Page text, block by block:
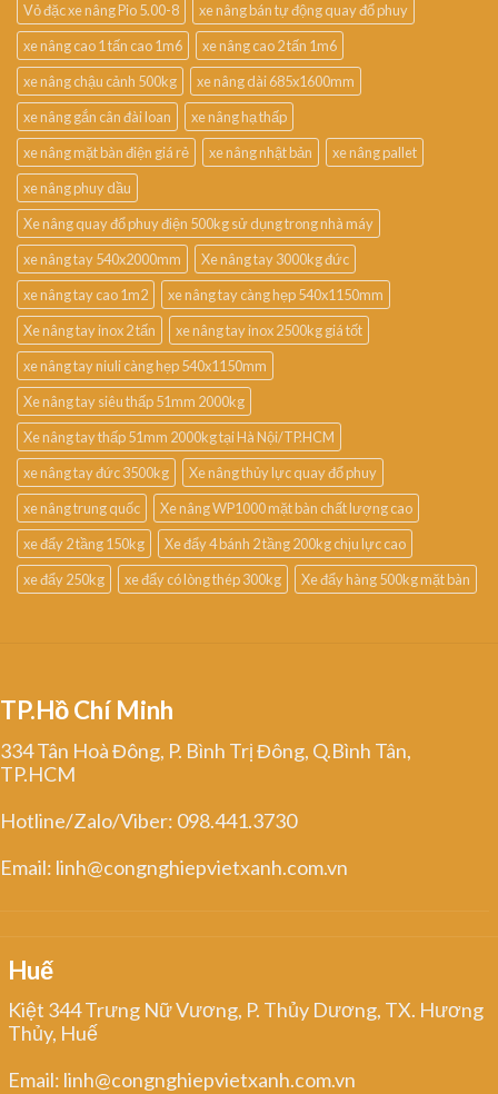
Vỏ đặc xe nâng Pio 5.00-8
xe nâng bán tự động quay đổ phuy
xe nâng cao 1 tấn cao 1m6
xe nâng cao 2 tấn 1m6
xe nâng chậu cảnh 500kg
xe nâng dài 685x1600mm
xe nâng gắn cân đài loan
xe nâng hạ thấp
xe nâng mặt bàn điện giá rẻ
xe nâng nhật bản
xe nâng pallet
xe nâng phuy dầu
Xe nâng quay đổ phuy điện 500kg sử dụng trong nhà máy
xe nâng tay 540x2000mm
Xe nâng tay 3000kg đức
xe nâng tay cao 1m2
xe nâng tay càng hẹp 540x1150mm
Xe nâng tay inox 2 tấn
xe nâng tay inox 2500kg giá tốt
xe nâng tay niuli càng hẹp 540x1150mm
Xe nâng tay siêu thấp 51mm 2000kg
Xe nâng tay thấp 51mm 2000kg tại Hà Nội/TP.HCM
xe nâng tay đức 3500kg
Xe nâng thủy lực quay đổ phuy
xe nâng trung quốc
Xe nâng WP1000 mặt bàn chất lượng cao
xe đẩy 2 tầng 150kg
Xe đẩy 4 bánh 2 tầng 200kg chịu lực cao
xe đẩy 250kg
xe đẩy có lòng thép 300kg Xe đẩy hàng 500kg mặt bàn
TP.Hồ Chí Minh
334 Tân Hoà Đông, P. Bình Trị Đông, Q.Bình Tân,
TP.HCM
Hotline/Zalo/Viber: 098.441.3730
Email: linh@congnghiepvietxanh.com.vn
Huế
Kiệt 344 Trưng Nữ Vương, P. Thủy Dương, TX. Hương
Thủy, Huế
Email: linh@congnghiepvietxanh.com.vn